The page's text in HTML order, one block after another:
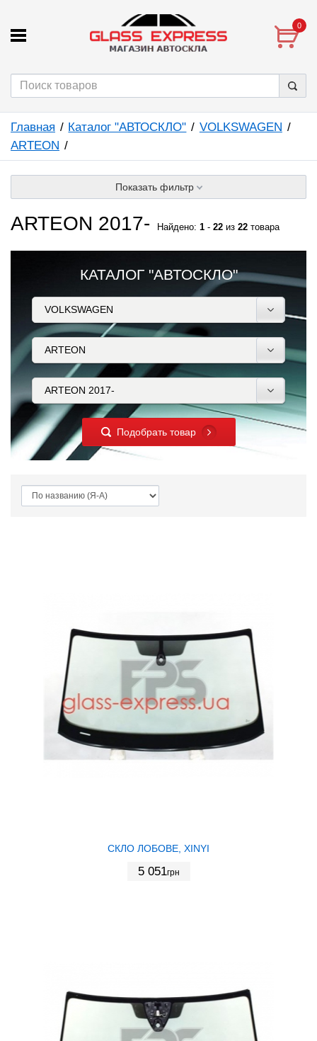
0
Главная Каталог "АВТОСКЛО"
VOLKSWAGEN
ARTEON
Показать фильтр
ARTEON 2017- Найдено: 1 - 22 из 22 товара
КАТАЛОГ "АВТОСКЛО"
Подобрать товар
СКЛО ЛОБОВЕ, XINYI
5 051грн